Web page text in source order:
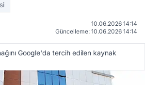
10.06.2026 14:14
Güncelleme: 10.06.2026 14:14
Google'da tercih edilen kaynak